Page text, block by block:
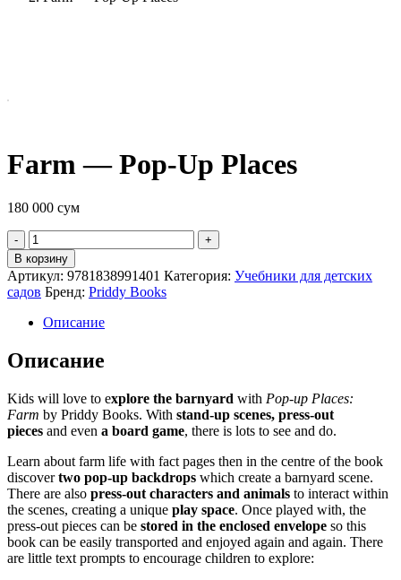
Farm — Pop-Up Places
180 000 сум
Quantity
В корзину
Артикул: 9781838991401 Категория: Учебники для детских
садов Бренд: Priddy Books
Описание
Описание
Kids will love to explore the barnyard with Pop-up Places:
Farm by Priddy Books. With stand-up scenes, press-out
pieces and even a board game, there is lots to see and do.
Learn about farm life with fact pages then in the centre of the book
discovertwo pop-up backdrops which create a barnyard scene.
There are also press-out characters and animals to interact within
the scenes, creating a unique play space. Once played with, the
press-out pieces can be stored in the enclosed envelope so this
book can be easily transported and enjoyed again and again. There
are little text prompts to encourage children to explore: